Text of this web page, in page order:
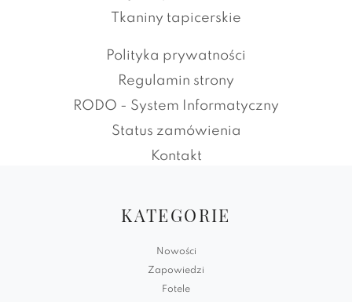
Tkaniny tapicerskie
Polityka prywatności
Regulamin strony
RODO - System Informatyczny
Status zamówienia
Kontakt
KATEGORIE
Nowości
Zapowiedzi
Fotele